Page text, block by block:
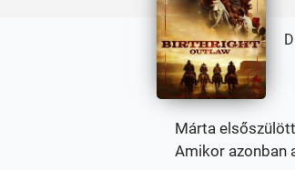
Márta
Amikor azonban